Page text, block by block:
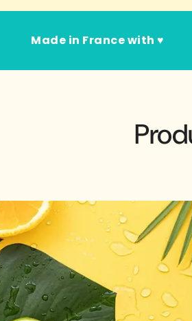
Made in France with ♥